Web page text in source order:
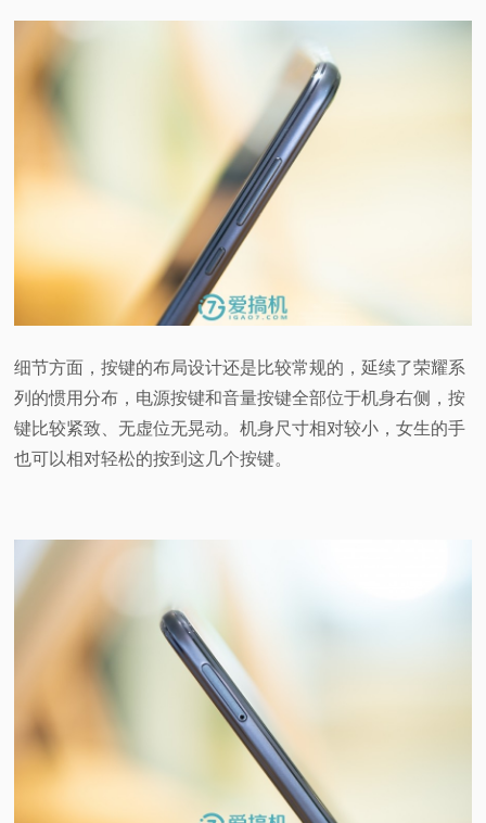
细节方面，按键的布局设计还是比较常规的，延续了荣耀系
列的惯用分布，电源按键和音量按键全部位于机身右侧，按
键比较紧致、无虚位无晃动。机身尺寸相对较小，女生的手
也可以相对轻松的按到这几个按键。